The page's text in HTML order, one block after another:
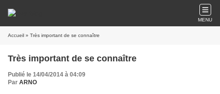
MENU
Accueil » Très important de se connaître
Très important de se connaître
Publié le 14/04/2014 à 04:09
Par ARNO